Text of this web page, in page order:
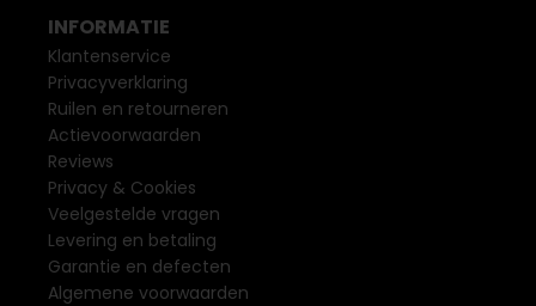
INFORMATIE
Klantenservice
Privacyverklaring
Ruilen en retourneren
Actievoorwaarden
Reviews
Privacy & Cookies
Veelgestelde vragen
Levering en betaling
Garantie en defecten
Algemene voorwaarden